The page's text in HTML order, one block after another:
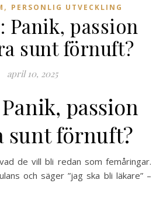
, PERSONLIG UTVECKLING
Panik, passion
sunt förnuft?
april 10, 2025
passion
sunt förnuft?
och säger ”jag ska bli läkare” –